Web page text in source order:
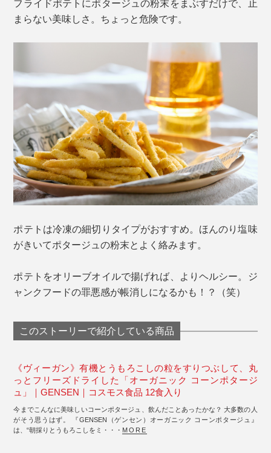
まらない美味しさ。ちょっと危険です。
ポテトは冷凍の細切りタイプがおすすめ。ほんのり塩味
がきいてポタージュの粉末とよく絡みます。
ポテトをオリーブオイルで揚げれば、よりヘルシー。ジ
ャンクフードの罪悪感が帳消しになるかも！？（笑）
このストーリーで紹介している商品
《ヴィーガン》有機とうもろこしの粒をすりつぶして、丸
っとフリーズドライした「オーガニック コーンポタージ
ュ」｜GENSEN｜コスモス食品 12食入り
今までこんなに美味しいコーンポタージュ、飲んだことあったかな？ 大多数の人
がそう思うはず。 『GENSEN（ゲンセン）オーガニック コーンポタージュ』
は、“朝採りとうもろこしをミ・・・ MORE